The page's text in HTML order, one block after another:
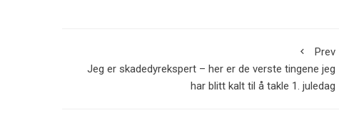
Prev
Jeg er skadedyrekspert – her er de verste tingene jeg
har blitt kalt til å takle 1. juledag